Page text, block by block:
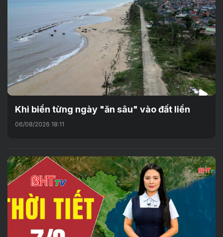
Khi biển từng ngày "ăn sâu" vào đất liền
06/08/2026 18:11